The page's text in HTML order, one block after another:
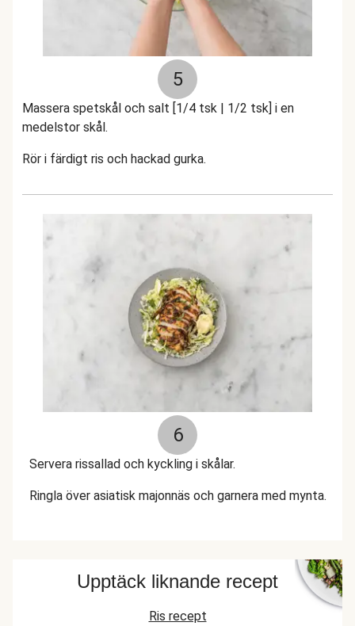
5
Massera spetskål och salt [1/4 tsk | 1/2 tsk] i en
medelstor skål.
Rör i färdigt ris och hackad gurka.
6
Servera rissallad och kyckling i skålar.
Ringla över asiatisk majonnäs och garnera med mynta.
Upptäck liknande recept
Ris recept